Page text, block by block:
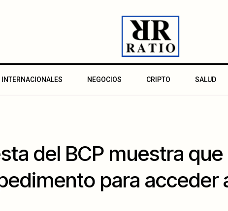
INTERNACIONALES NEGOCIOS CRIPTO SALUD
del BCP muestra
para acceder